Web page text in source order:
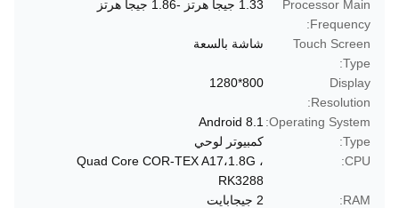
Processor Main
Frequency:
1.33 جيجا هرتز -1.86 جيجا هرتز
Touch Screen
Type:
شاشة بالسعة
Display
Resolution:
800*1280
Operating System:
Android 8.1
Type:
كمبيوتر لوحي
CPU:
Quad Core COR-TEX A17،1.8G ،
RK3288
RAM:
2 جيجابايت